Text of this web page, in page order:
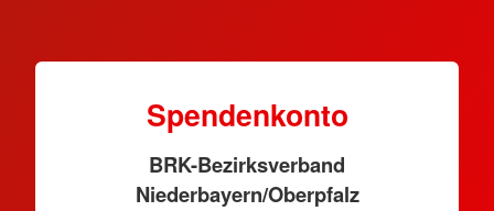
Spendenkonto
BRK-Bezirksverband
Niederbayern/Oberpfalz